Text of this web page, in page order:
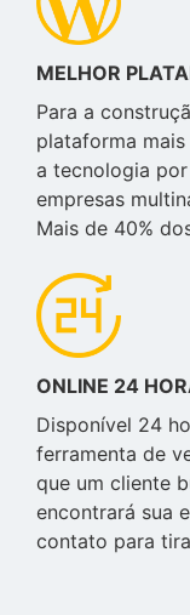
MELHOR
Para a
plataforma mais
a tecnologia
empresas
Mais de 40%
ONLINE 24
Disponível 24
ferramenta de
que um cliente
encontrará sua
contato para